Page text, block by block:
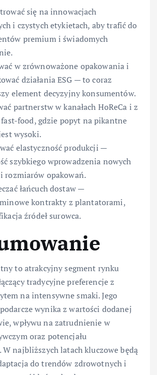
się na innowacjach
i czystych etykietach, aby trafić do
premium i świadomych
w zrównoważone opakowania i
działania ESG — to coraz
element decyzyjny konsumentów.
partnerstw w kanałach HoReCa i z
food, gdzie popyt na pikantne
wysoki.
elastyczność produkcji —
szybkiego wprowadzenia nowych
rozmiarów opakowań.
łańcuch dostaw —
kontrakty z plantatorami,
źródeł surowca.
to atrakcyjny segment rynku
tradycyjne preferencje z
na intensywne smaki. Jego
wynika z wartości dodanej
wpływu na zatrudnienie w
oraz potencjału
W najbliższych latach kluczowe będą
do trendów zdrowotnych i